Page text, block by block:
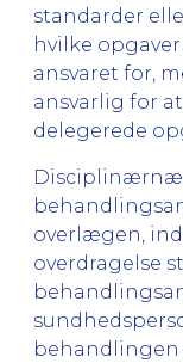
standarder
hvilke
ansvaret for,
ansvarlig for
delegerede
overlægen,
overdragelse
behandlingen